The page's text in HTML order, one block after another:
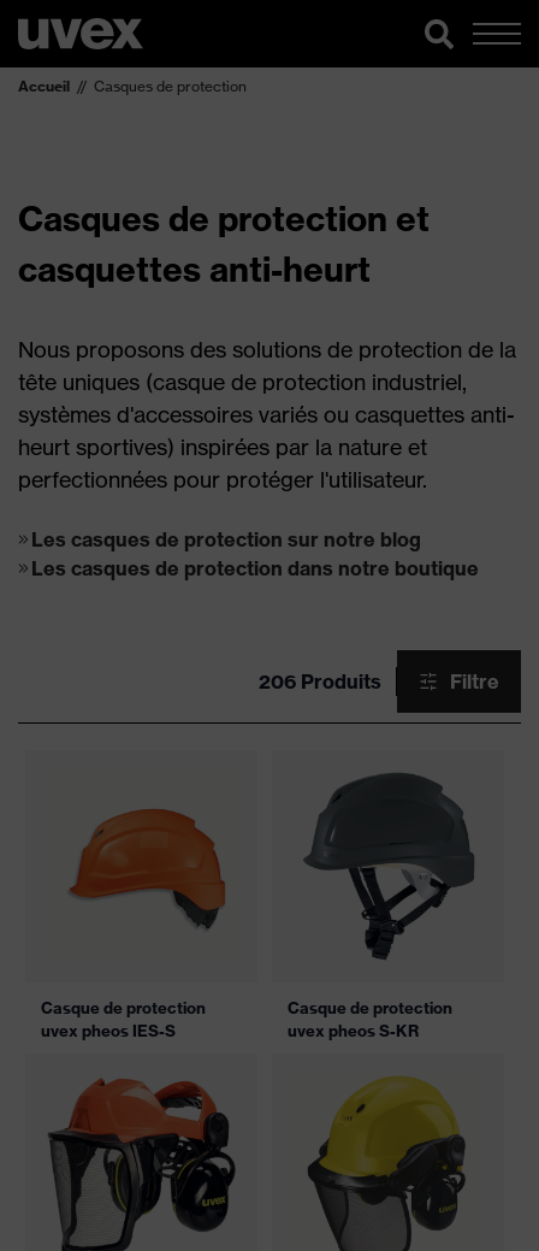
Accueil Casques de protection
Casques de protection et
casquettes anti-heurt
Nous proposons des solutions de protection de la
tête uniques (casque de protection industriel,
systèmes d'accessoires variés ou casquettes anti-
heurt sportives) inspirées par la nature et
perfectionnées pour protéger l'utilisateur.
Les casques de protection sur notre blog
Les casques de protection dans notre boutique
206 Produits Filtre
Casque de protection
uvex pheos IES-S
Casque de protection
uvex pheos S-KR